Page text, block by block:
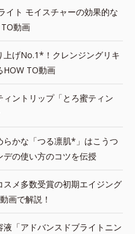
イト モイスチャーの効果的な
動画
上げNo.1*！クレンジングリキ
HOW TO動画
ィントリップ「とろ蜜ティン
らかな「つる凛肌*」はこうつ
デの使い方のコツを伝授
スメ多数受賞の初期エイジング
画で解説！
液「アドバンスドブライトニン